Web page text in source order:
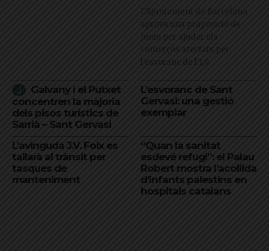
L’Ajuntament de Barcelona
aprova una proposició de
Junts per ajudar els
comerços afectats per
l'esvoranc de l'L9
Galvany i el Putxet
concentren la majoria
dels pisos turístics de
Sarrià – Sant Gervasi
L’esvoranc de Sant
Gervasi: una gestió
exemplar
L’avinguda J.V. Foix es
tallarà al trànsit per
tasques de
manteniment
“Quan la sanitat
esdevé refugi”: el Palau
Robert mostra l’acollida
d’infants palestins en
hospitals catalans